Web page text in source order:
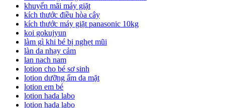
khuyến mãi máy giặt
kích thước điều hòa cây
kích thước máy giặt panasonic 10kg
koi gokujyun
làm gì khi bé bị nghẹt mũi
làn da nhạy cảm
lan nach nam
lotion cho bé sơ sinh
lotion dưỡng ẩm da mặt
lotion em bé
lotion hada labo
lotion hada labo